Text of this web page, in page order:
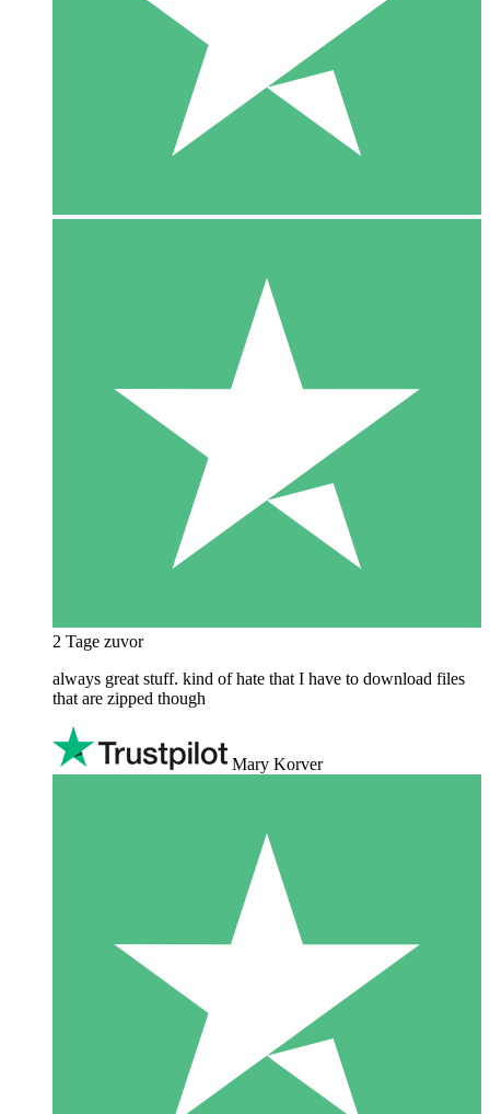
2 Tage zuvor
always great stuff. kind of hate that I have to download files
that are zipped though
Mary Korver